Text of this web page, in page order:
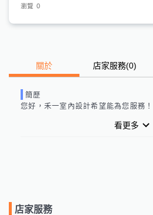
瀏覽 0
關於 店家服務(0)
簡歷
您好， 禾一室內設計希望能為您服務！
看更多
店家服務